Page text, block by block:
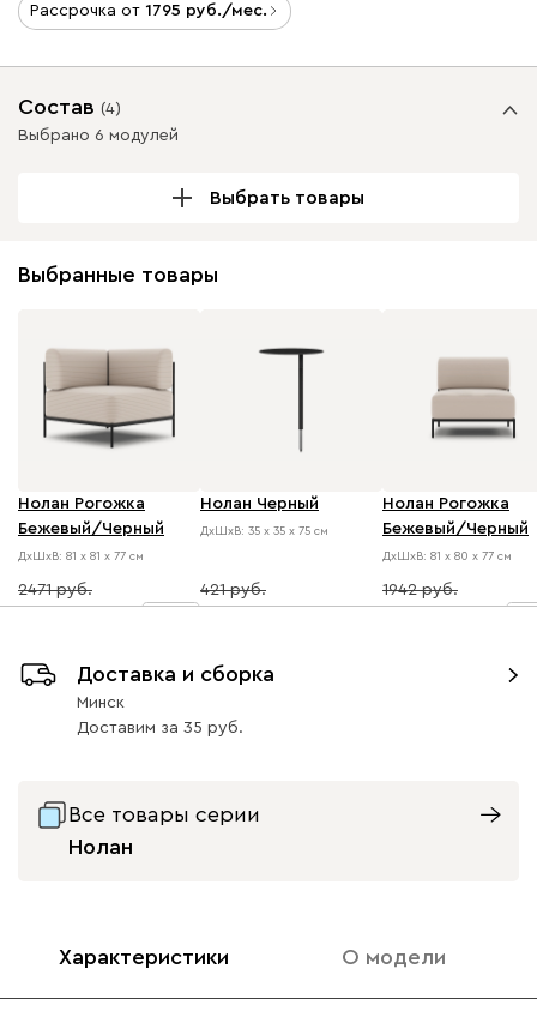
Рассрочка от 1795 /мес.
Состав (4)
Выбрано 6 модулей
Выбрать товары
Выбранные товары
Нолан Рогожка
Бежевый/Черный
ДхШхВ: 81 х 81 х 77 см
2471
Нолан Черный
ДхШхВ: 35 х 35 х 75 см
421
Нолан Рогожка
Бежевый/Черный
ДхШхВ: 81 х 80 х 77 см
1942
Доставка и сборка
Минск
Доставим за 35
Все товары серии
Нолан
Характеристики О модели